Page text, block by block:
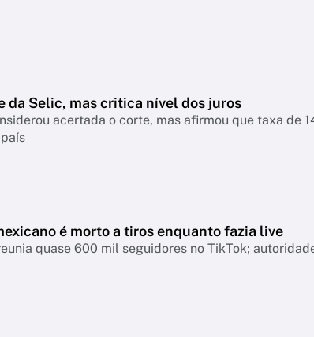
da Selic, mas critica nível dos juros
o corte, mas afirmou que taxa de 14% continua pressionando empresas,
é morto a tiros enquanto fazia live
quase 600 mil seguidores no TikTok;